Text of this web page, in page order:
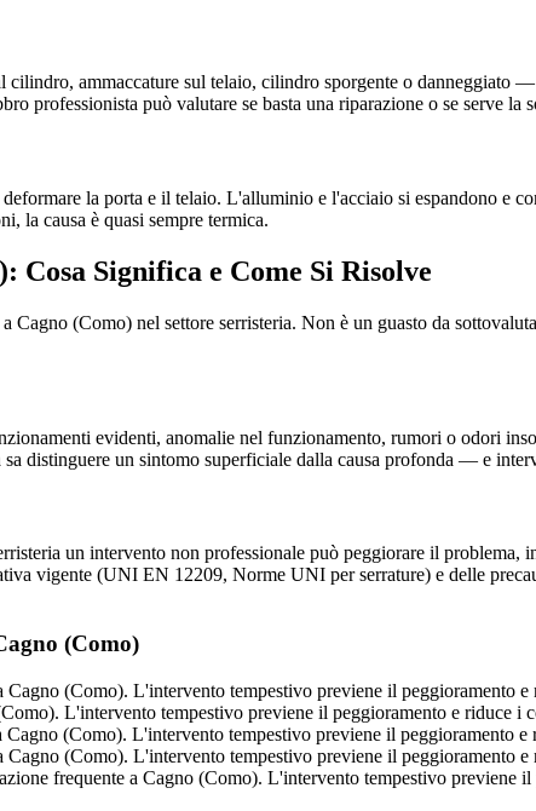
ammaccature sul telaio, cilindro sporgente o danneggiato
professionista può valutare se basta una riparazione o se serve la
la porta e il telaio. L'alluminio e l'acciaio si espandono
la causa è quasi sempre termica.
Cosa Significa e Come Si Risolve
Cagno (Como) nel settore serristeria. Non è un guasto da
evidenti, anomalie nel funzionamento, rumori o odori
distinguere un sintomo superficiale dalla causa profonda — e
un intervento non professionale può peggiorare il
vigente (UNI EN 12209, Norme UNI per serrature) e delle
(Como)
(Como). L'intervento tempestivo previene il peggioramento e
L'intervento tempestivo previene il peggioramento e riduce i
(Como). L'intervento tempestivo previene il peggioramento e
(Como). L'intervento tempestivo previene il peggioramento e
frequente a Cagno (Como). L'intervento tempestivo previene